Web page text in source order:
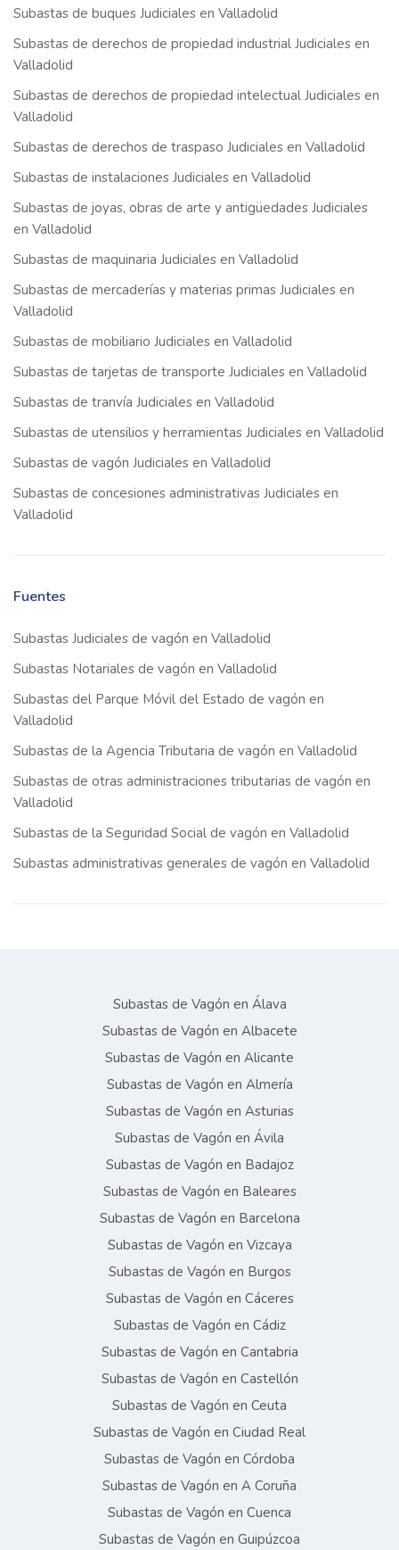
Subastas de buques Judiciales en Valladolid
Subastas de derechos de propiedad industrial Judiciales en
Valladolid
Subastas de derechos de propiedad intelectual Judiciales en
Valladolid
Subastas de derechos de traspaso Judiciales en Valladolid
Subastas de instalaciones Judiciales en Valladolid
Subastas de joyas, obras de arte y antigüedades Judiciales
en Valladolid
Subastas de maquinaria Judiciales en Valladolid
Subastas de mercaderías y materias primas Judiciales en
Valladolid
Subastas de mobiliario Judiciales en Valladolid
Subastas de tarjetas de transporte Judiciales en Valladolid
Subastas de tranvía Judiciales en Valladolid
Subastas de utensilios y herramientas Judiciales en Valladolid
Subastas de vagón Judiciales en Valladolid
Subastas de concesiones administrativas Judiciales en
Valladolid
Fuentes
Subastas Judiciales de vagón en Valladolid
Subastas Notariales de vagón en Valladolid
Subastas del Parque Móvil del Estado de vagón en
Valladolid
Subastas de la Agencia Tributaria de vagón en Valladolid
Subastas de otras administraciones tributarias de vagón en
Valladolid
Subastas de la Seguridad Social de vagón en Valladolid
Subastas administrativas generales de vagón en Valladolid
Subastas de Vagón en Álava
Subastas de Vagón en Albacete
Subastas de Vagón en Alicante
Subastas de Vagón en Almería
Subastas de Vagón en Asturias
Subastas de Vagón en Ávila
Subastas de Vagón en Badajoz
Subastas de Vagón en Baleares
Subastas de Vagón en Barcelona
Subastas de Vagón en Vizcaya
Subastas de Vagón en Burgos
Subastas de Vagón en Cáceres
Subastas de Vagón en Cádiz
Subastas de Vagón en Cantabria
Subastas de Vagón en Castellón
Subastas de Vagón en Ceuta
Subastas de Vagón en Ciudad Real
Subastas de Vagón en Córdoba
Subastas de Vagón en A Coruña
Subastas de Vagón en Cuenca
Subastas de Vagón en Guipúzcoa